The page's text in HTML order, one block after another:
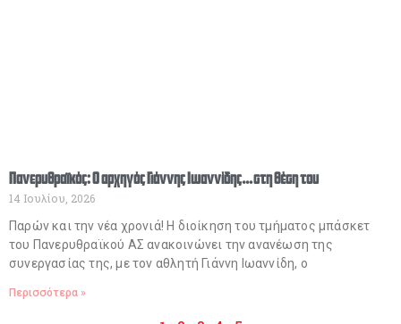
Πανερυθραϊκός: Ο αρχηγός Γιάννης Ιωαννίδης… στη θέση του
14 Ιουλίου, 2026
Παρών και την νέα χρονιά! Η διοίκηση του τμήματος μπάσκετ
του Πανερυθραϊκού ΑΣ ανακοινώνει την ανανέωση της
συνεργασίας της, με τον αθλητή Γιάννη Ιωαννίδη, ο
Περισσότερα »